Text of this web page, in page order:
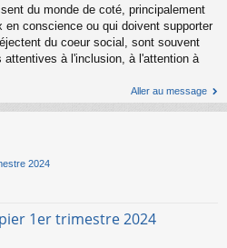
du monde de coté, principalement
conscience ou qui doivent supporter
du coeur social, sont souvent
à l'inclusion, à l'attention à
Aller au message
2024
1er trimestre 2024